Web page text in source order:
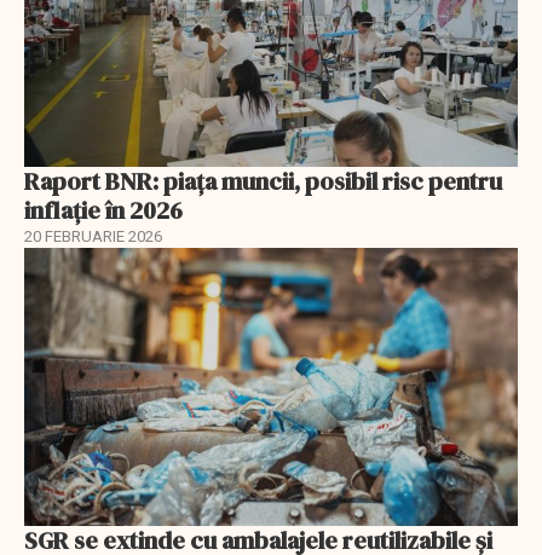
Raport BNR: piața muncii, posibil risc pentru
inflație în 2026
20 FEBRUARIE 2026
SGR se extinde cu ambalajele reutilizabile și